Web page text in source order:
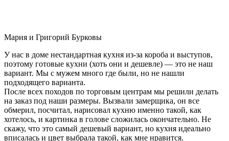
Мария и Григорий Бурковы
У нас в доме нестандартная кухня из-за короба и выступов,
поэтому готовые кухни (хоть они и дешевле) — это не наш
вариант. Мы с мужем много где были, но не нашли
подходящего варианта.
После всех походов по торговым центрам мы решили делать
на заказ под наши размеры. Вызвали замерщика, он все
обмерил, посчитал, нарисовал кухню именно такой, как
хотелось, и картинка в голове сложилась окончательно. Не
скажу, что это самый дешевый вариант, но кухня идеально
вписалась и цвет выбрала такой, как мне нравится.